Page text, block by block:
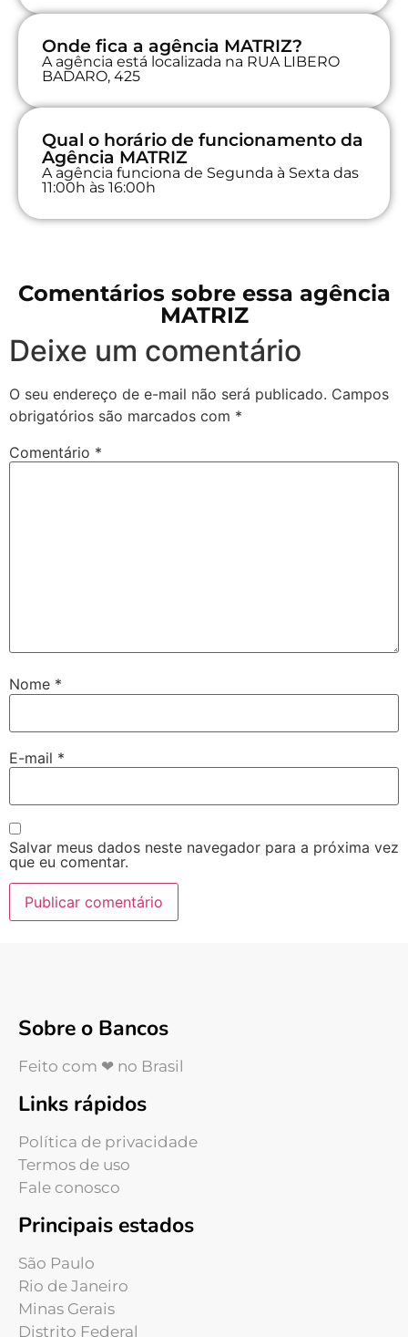
Onde fica a agência MATRIZ?
A agência está localizada na RUA LIBERO
BADARO, 425
Qual o horário de funcionamento da
Agência MATRIZ
A agência funciona de Segunda à Sexta das
11:00h às 16:00h
Comentários sobre essa agência
MATRIZ
Deixe um comentário
O seu endereço de e-mail não será publicado. Campos
obrigatórios são marcados com *
Comentário *
Nome *
E-mail *
Salvar meus dados neste navegador para a próxima vez
que eu comentar.
Sobre o Bancos
Feito com ❤ no Brasil
Links rápidos
Política de privacidade
Termos de uso
Fale conosco
Principais estados
São Paulo
Rio de Janeiro
Minas Gerais
Distrito Federal